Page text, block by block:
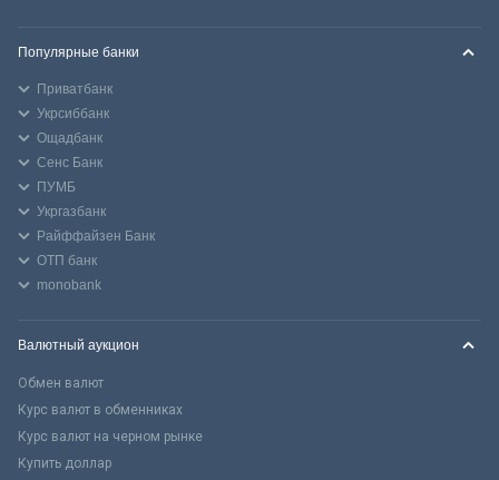
Популярные банки
Приватбанк
Укрсиббанк
Ощадбанк
Сенс Банк
ПУМБ
Укргазбанк
Райффайзен Банк
ОТП банк
monobank
Валютный аукцион
Обмен валют
Курс валют в обменниках
Курс валют на черном рынке
Купить доллар